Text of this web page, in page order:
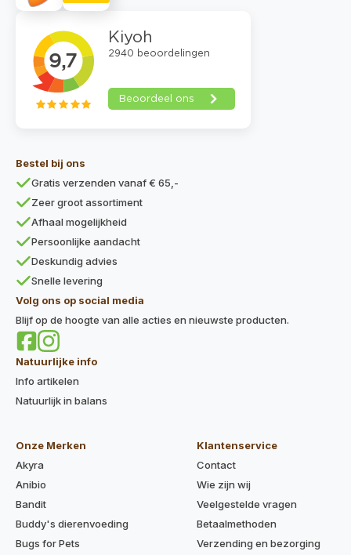
Bestel bij ons
Gratis verzenden vanaf € 65,-
Zeer groot assortiment
Afhaal mogelijkheid
Persoonlijke aandacht
Deskundig advies
Snelle levering
Volg ons op social media
Blijf op de hoogte van alle acties en nieuwste producten.
Natuurlijke info
Info artikelen
Natuurlijk in balans
Onze Merken
Akyra
Anibio
Bandit
Buddy's dierenvoeding
Bugs for Pets
Klantenservice
Contact
Wie zijn wij
Veelgestelde vragen
Betaalmethoden
Verzending en bezorging